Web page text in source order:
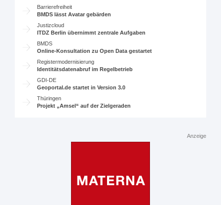
Barrierefreiheit
BMDS lässt Avatar gebärden
Justizcloud
ITDZ Berlin übernimmt zentrale Aufgaben
BMDS
Online-Konsultation zu Open Data gestartet
Registermodernisierung
Identitätsdatenabruf im Regelbetrieb
GDI-DE
Geoportal.de startet in Version 3.0
Thüringen
Projekt „Amsel“ auf der Zielgeraden
Anzeige